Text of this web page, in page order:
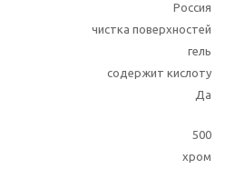
Россия
чистка поверхностей
гель
содержит кислоту
Да
500
хром